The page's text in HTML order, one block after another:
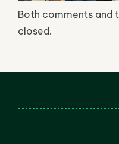
Both comments and
closed.